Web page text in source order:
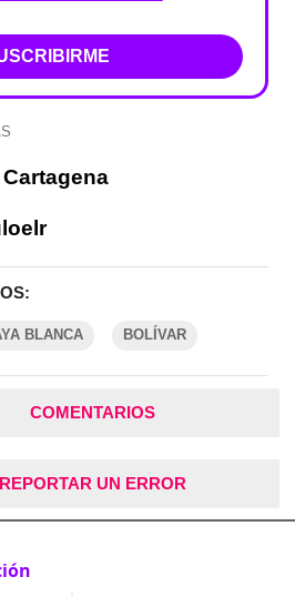
BLANCA BOLÍVAR
COMENTARIOS
REPORTAR UN ERROR